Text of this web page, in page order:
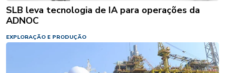
SLB leva tecnologia de IA para operações da
ADNOC
EXPLORAÇÃO E PRODUÇÃO